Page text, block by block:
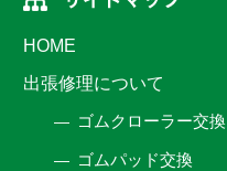
HOME
出張修理について
ゴムクローラー交換
ゴムパッド交換